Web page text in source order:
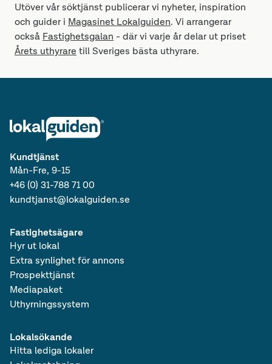
Utöver vår söktjänst publicerar vi nyheter, inspiration
och guider i Magasinet Lokalguiden. Vi arrangerar
också Fastighetsgalan - där vi varje år delar ut priset
Årets uthyrare till Sveriges bästa uthyrare.
Kundtjänst
Mån-Fre, 9-15
+46 (0) 31-788 71 00
kundtjanst@lokalguiden.se
Lokalsökande
Hitta lediga lokaler
Fastighetsägare
Hyr ut lokal
Extra synlighet för annons
Prospekttjänst
Mediapaket
Uthyrningssystem